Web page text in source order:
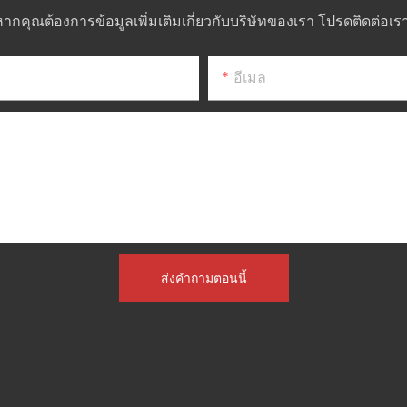
กคุณต้องการข้อมูลเพิ่มเติมเกี่ยวกับบริษัทของเรา โปรดติดต่อเ
อีเมล
ส่งคำถามตอนนี้